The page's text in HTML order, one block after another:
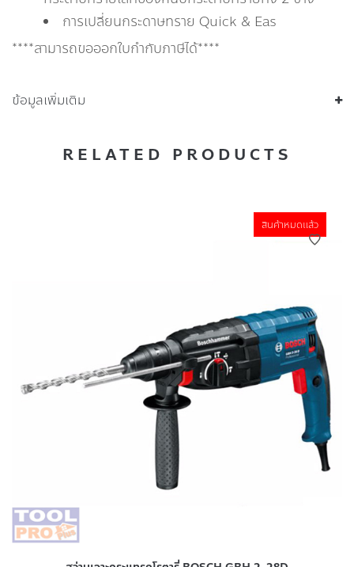
การเปลี่ยนกระดาษทราย Quick & Eas
****สามารถขอออกใบกำกับภาษีได้****
ข้อมูลเพิ่มเติม
RELATED PRODUCTS
สินค้าหมดแล้ว